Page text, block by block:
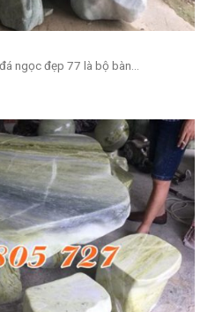
ngọc đẹp 77 là bộ bàn...